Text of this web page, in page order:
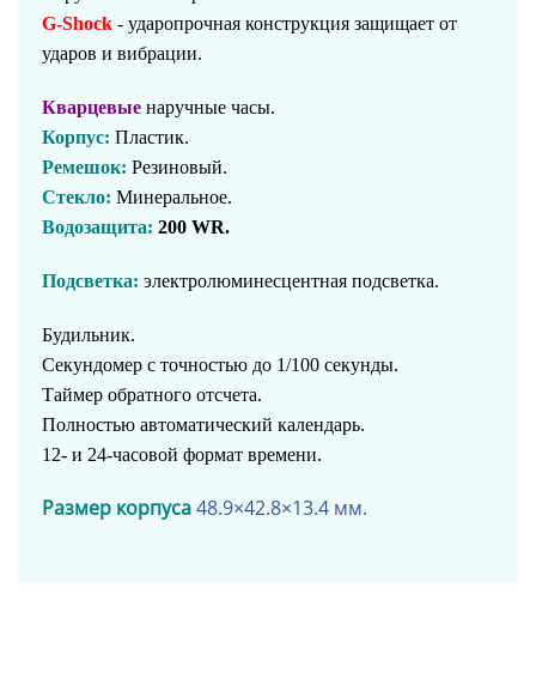
G-Shock - ударопрочная конструкция защищает от
ударов и вибрации.
Кварцевые наручные часы.
Корпус: Пластик.
Ремешок: Резиновый.
Стекло: Минеральное.
Водозащита: 200 WR.
Подсветка: электролюминесцентная подсветка.
Будильник.
Секундомер с точностью до 1/100 секунды.
Таймер обратного отсчета.
Полностью автоматический календарь.
12- и 24-часовой формат времени.
Размер корпуса48.9×42.8×13.4 мм.